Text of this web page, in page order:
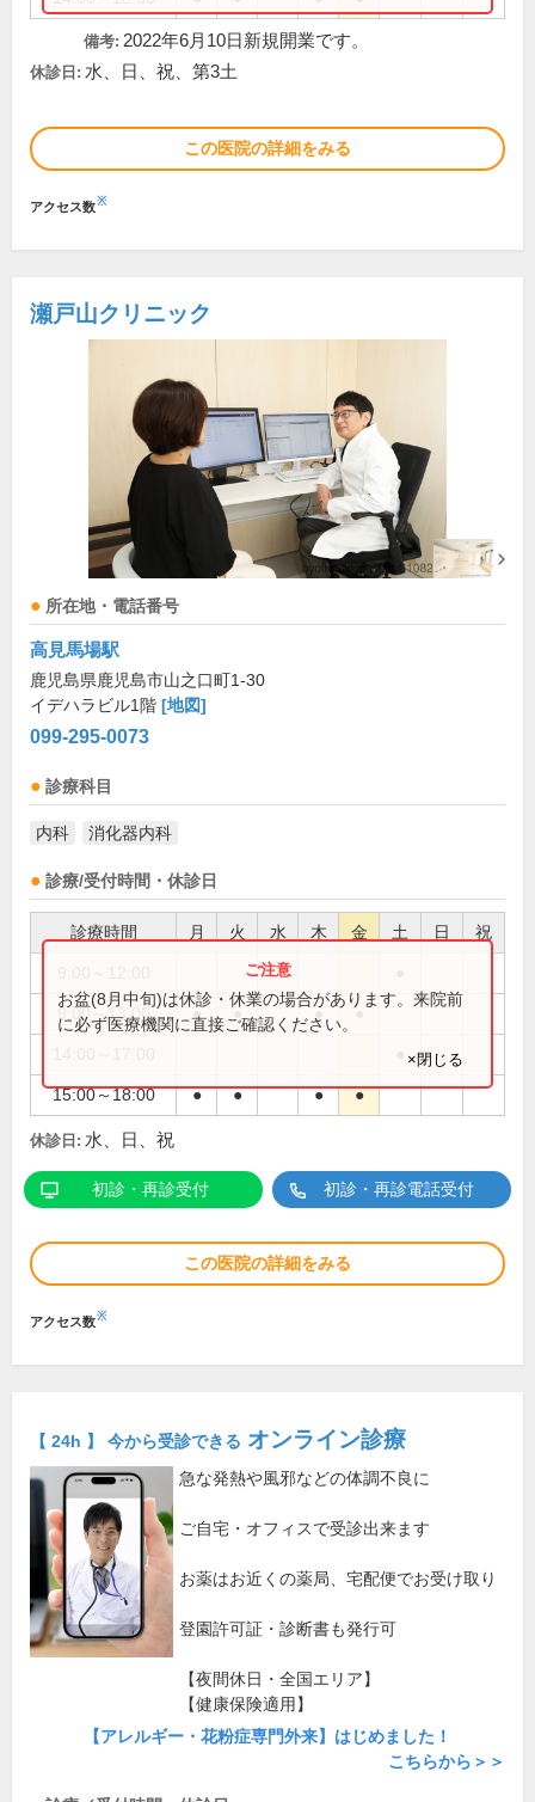
備考: 2022年6月10日新規開業です。
休診日: 水、日、祝、第3土
この医院の詳細をみる
アクセス数※
瀬戸山クリニック
所在地・電話番号
高見馬場駅
鹿児島県鹿児島市山之口町1-30
イデハラビル1階 [地図]
099-295-0073
診療科目
内科 消化器内科
診療/受付時間・休診日
診療時間 月 火 水 木 金 土 日 祝
9:00～13:00 ● ● ● ●
15:00～18:00 ● ● ● ●
お盆(8月中旬)は休診・休業の場合があります。来院前
に必ず医療機関に直接ご確認ください。
×閉じる
休診日: 水、日、祝
初診・再診受付 初診・再診電話受付
この医院の詳細をみる
アクセス数※
【 24h 】 今から受診できる オンライン診療
急な発熱や風邪などの体調不良に
ご自宅・オフィスで受診出来ます
お薬はお近くの薬局、宅配便でお受け取り
登園許可証・診断書も発行可
【夜間休日・全国エリア】
【健康保険適用】
【アレルギー・花粉症専門外来】はじめました！
こちらから＞＞